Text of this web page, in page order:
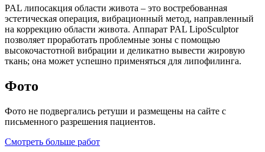
PAL липосакция области живота – это востребованная
эстетическая операция, вибрационный метод, направленный
на коррекцию области живота. Аппарат PAL LipoSculptor
позволяет проработать проблемные зоны с помощью
высокочастотной вибрации и деликатно вывести жировую
ткань; она может успешно применяться для липофилинга.
Фото
Фото не подвергались ретуши и размещены на сайте с
письменного разрешения пациентов.
Смотреть больше работ